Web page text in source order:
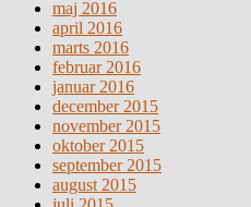
maj 2016
april 2016
marts 2016
februar 2016
januar 2016
december 2015
november 2015
oktober 2015
september 2015
august 2015